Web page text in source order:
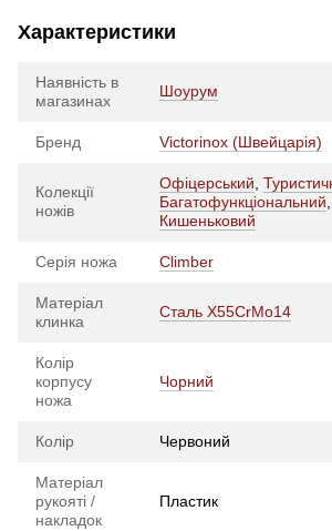
Характеристики
Наявність в
магазинах
Шоурум
Бренд Victorinox (Швейцарія)
Колекції
ножів
Офіцерський
Багатофункціональний
Кишеньковий
Серія ножа Climber
Матеріал
клинка
Сталь X55CrMo14
Колір
корпусу
ножа
Чорний
Колір Червоний
Матеріал
рукояті /
накладок
Пластик